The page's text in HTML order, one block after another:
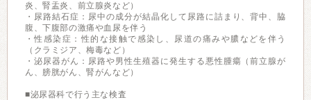
炎、腎盂炎、前立腺炎など）
・尿路結石症：尿中の成分が結晶化して尿路に詰まり、背中、脇
腹、下腹部の激痛や血尿を伴う
・性感染症：性的な接触で感染し、尿道の痛みや膿などを伴う
（クラミジア、梅毒など）
・泌尿器がん：尿路や男性生殖器に発生する悪性腫瘍（前立腺が
ん、膀胱がん、腎がんなど）
■泌尿器科で行う主な検査